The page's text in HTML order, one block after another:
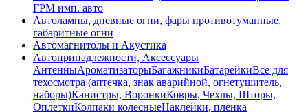
ГРМ имп. авто
Автолампы, дневные огни, фары противотуманные,
габаритные огни
Автомагнитолы и Акустика
Автопринадлежности, Аксессуары
АнтенныАроматизаторыБагажникиБатарейкиВсе для
техосмотра (аптечка, знак аварийной, огнетушитель,
наборы)Канистры, ВоронкиКовры, Чехлы, Шторы,
ОплеткиКолпаки колесныеНаклейки, пленка